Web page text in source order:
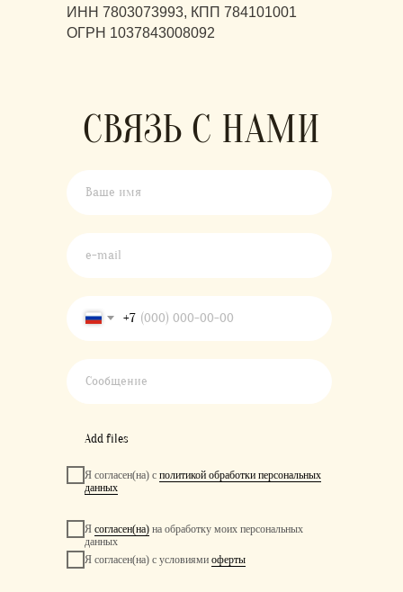
ИНН 7803073993, КПП 784101001
ОГРН 1037843008092
СВЯЗЬ С НАМИ
+7
Add files
Я согласен(на) с политикой обработки персональных
данных
Я согласен(на) на обработку моих персональных
данных
Я согласен(на) с условиями оферты